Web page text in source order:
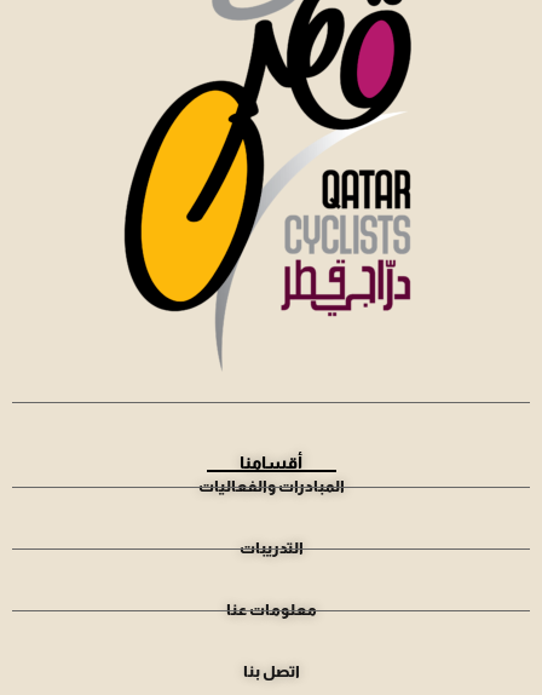
أقسامنا
المبادرات والفعاليات
التدريبات
معلومات عنا
اتصل بنا